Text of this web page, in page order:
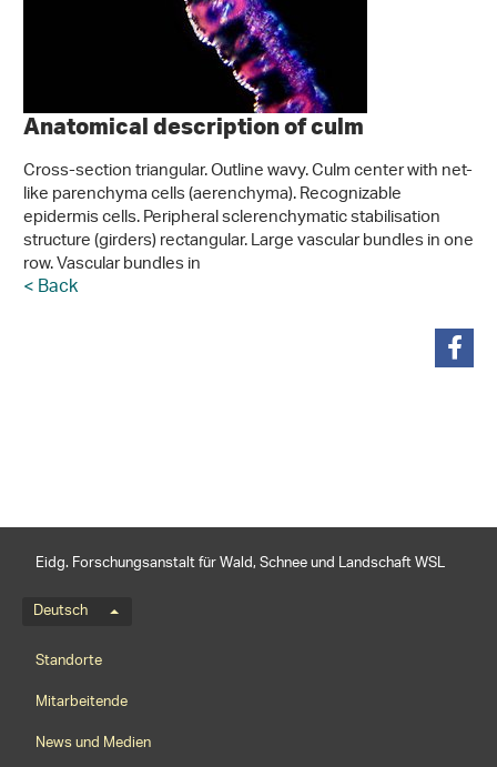
Anatomical description of culm
Cross-section triangular. Outline wavy. Culm center with net-
like parenchyma cells (aerenchyma). Recognizable
epidermis cells. Peripheral sclerenchymatic stabilisation
structure (girders) rectangular. Large vascular bundles in one
row. Vascular bundles in
< Back
Eidg. Forschungsanstalt für Wald, Schnee und Landschaft WSL
Sprachmenü
Deutsch
Footernavigation
Standorte
Mitarbeitende
News und Medien